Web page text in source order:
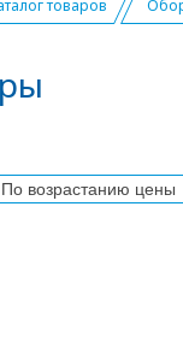
товаров